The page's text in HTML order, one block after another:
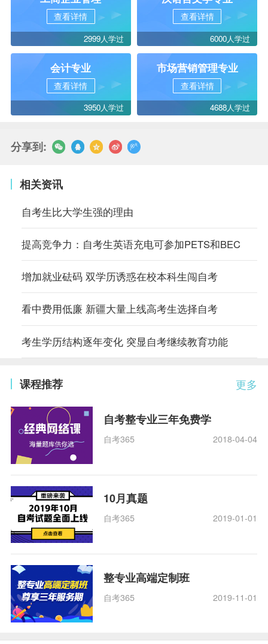
查看详情
2999人学过
查看详情
6000人学过
会计专业
查看详情
3950人学过
市场营销管理专业
查看详情
4688人学过
分享到:
相关资讯
自考生比大学生强的理由
提高竞争力：自考生英语充电可参加PETS和BEC
增加就业砝码 双学历诱惑在校本科生闯自考
看中费用低廉 新疆大量上线高考生选择自考
考生学历结构逐年变化 突显自考继续教育功能
更多
课程推荐
自考整专业三年免费学
自考365 2018-04-04
10月真题
自考365 2019-01-01
整专业高端定制班
自考365 2019-11-01